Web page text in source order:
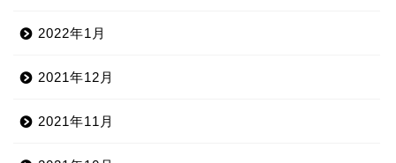
2022年1月
2021年12月
2021年11月